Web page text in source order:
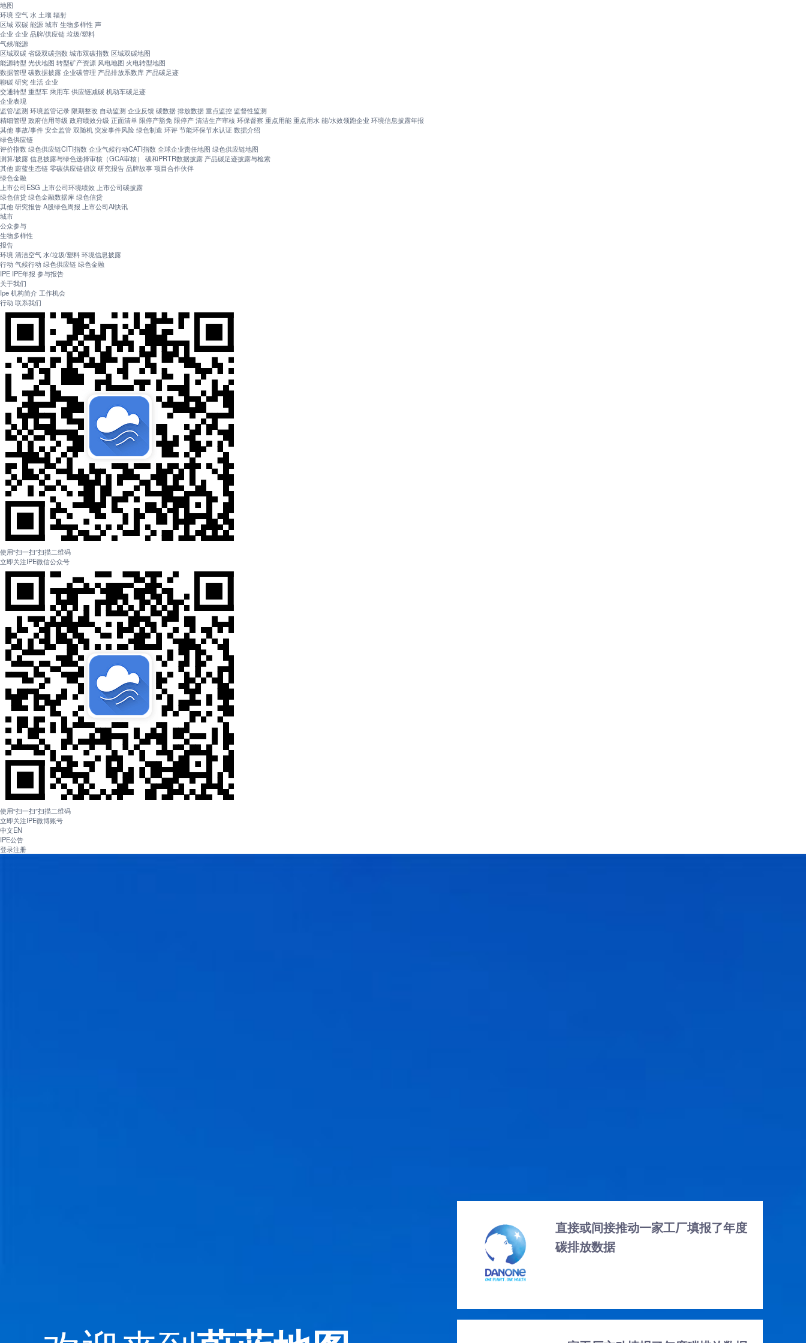
地图
环境 空气水 土壤 辐射
区域双碳 能源城市生物多样性 声
企业 企业 品牌/供应链垃圾/塑料
气候/能源
区域双碳 省级双碳指数城市双碳指数区域双碳地图
能源转型 光伏地图 转型矿产资源 风电地图 火电转型地图
数据管理 碳数据披露企业碳管理 产品排放系数库 产品碳足迹
聊碳 研究生活企业
交通转型 重型车乘用车供应链减碳 机动车碳足迹
企业表现
监管/监测 环境监管记录限期整改 自动监测 企业反馈碳数据排放数据重点监控 监督性监测
精细管理 政府信用等级 政府绩效分级 正面清单限停产豁免 限停产清洁生产审核环保督察重点用能重点用水 能/水效领跑企业 环境信息披露年报
其他事故/事件安全监管双随机 突发事件风险绿色制造 环评节能环保节水认证 数据介绍
绿色供应链
评价指数绿色供应链CITI指数企业气候行动CATI指数全球企业责任地图 绿色供应链地图
测算/披露信息披露与绿色选择审核（GCA审核） 碳和PRTR数据披露 产品碳足迹披露与检索
其他蔚蓝生态链零碳供应链倡议 研究报告品牌故事项目合作伙伴
绿色金融
上市公司ESG 上市公司环境绩效 上市公司碳披露
绿色信贷绿色金融数据库绿色信贷
其他研究报告A股绿色周报 上市公司AI快讯
城市
公众参与
生物多样性
报告
环境 清洁空气水/垃圾/塑料环境信息披露
行动 气候行动 绿色供应链绿色金融
IPE IPE年报 参与报告
关于我们
Ipe机构简介 工作机会
行动 联系我们
使用“扫一扫”扫描二维码
立即关注IPE微信公众号
使用“扫一扫”扫描二维码
立即关注IPE微博账号
中文EN
IPE公告
登录注册
直接或间接推动一家工厂填报了年度
碳排放数据